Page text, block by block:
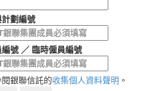
劃編號
號 ／ 臨時僱員編號
銀聯信託的收集個人資料聲明 。